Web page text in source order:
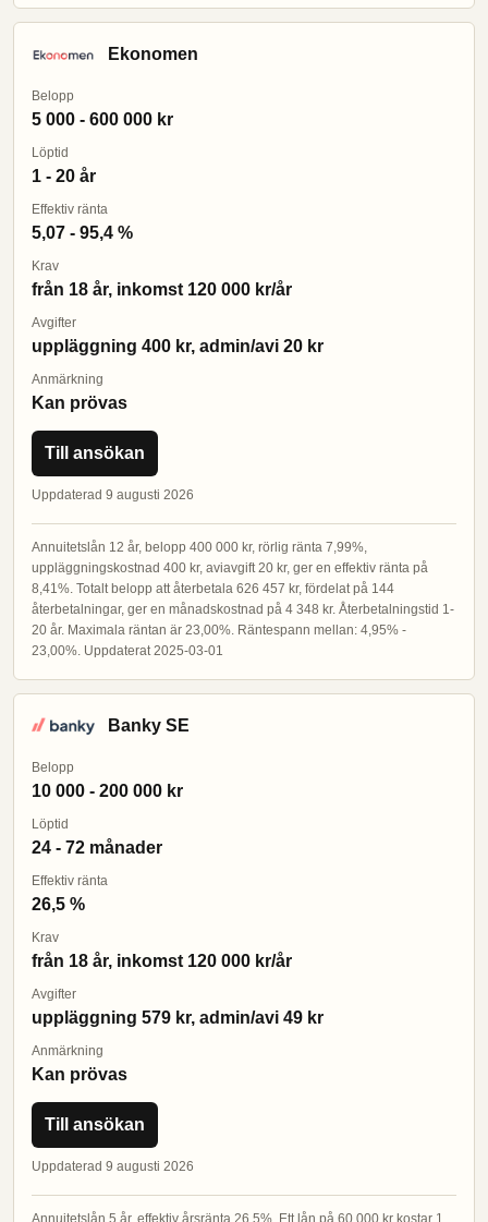
Ekonomen
Belopp
5 000 - 600 000 kr
Löptid
1 - 20 år
Effektiv ränta
5,07 - 95,4 %
Krav
från 18 år, inkomst 120 000 kr/år
Avgifter
uppläggning 400 kr, admin/avi 20 kr
Anmärkning
Kan prövas
Till ansökan
Uppdaterad 9 augusti 2026
Annuitetslån 12 år, belopp 400 000 kr, rörlig ränta 7,99%,
uppläggningskostnad 400 kr, aviavgift 20 kr, ger en effektiv ränta på
8,41%. Totalt belopp att återbetala 626 457 kr, fördelat på 144
återbetalningar, ger en månadskostnad på 4 348 kr. Återbetalningstid 1-
20 år. Maximala räntan är 23,00%. Räntespann mellan: 4,95% -
23,00%. Uppdaterat 2025-03-01
Banky SE
Belopp
10 000 - 200 000 kr
Löptid
24 - 72 månader
Effektiv ränta
26,5 %
Krav
från 18 år, inkomst 120 000 kr/år
Avgifter
uppläggning 579 kr, admin/avi 49 kr
Anmärkning
Kan prövas
Till ansökan
Uppdaterad 9 augusti 2026